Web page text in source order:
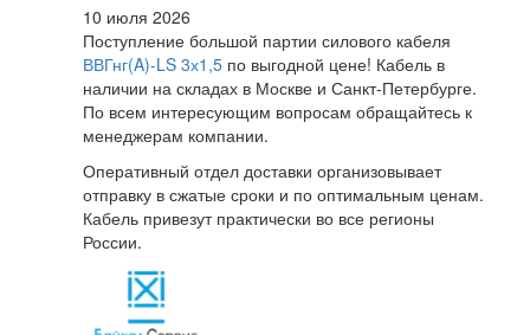
10 июля 2026
Поступление большой партии силового кабеля
ВВГнг(A)-LS 3х1,5 по выгодной цене! Кабель в
наличии на складах в Москве и Санкт-Петербурге.
По всем интересующим вопросам обращайтесь к
менеджерам компании.
Оперативный отдел доставки организовывает
отправку в сжатые сроки и по оптимальным ценам.
Кабель привезут практически во все регионы
России.